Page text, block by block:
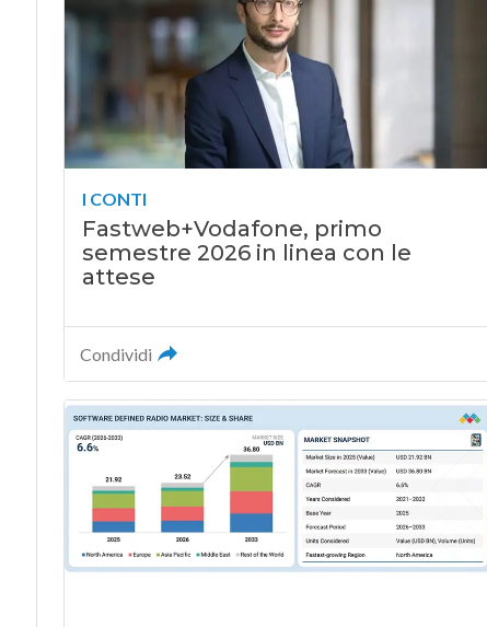
I CONTI
Fastweb+Vodafone, primo
semestre 2026 in linea con le
attese
Condividi